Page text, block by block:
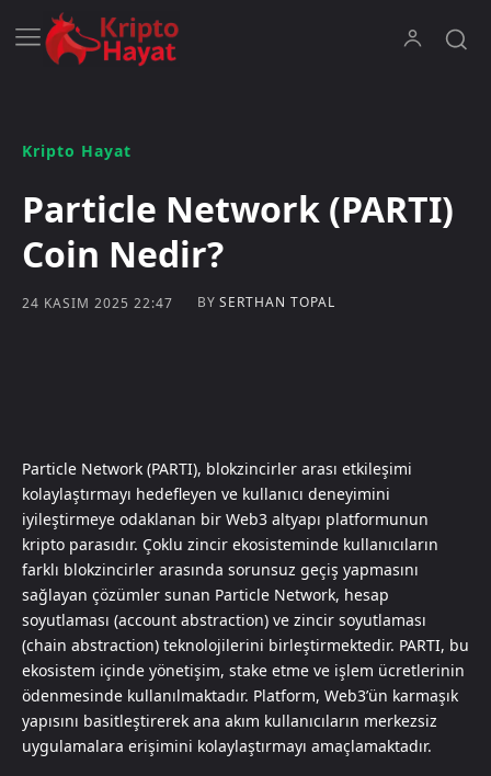
Kripto Hayat
Particle Network (PARTI)
Coin Nedir?
24 KASIM 2025 22:47 BY SERTHAN TOPAL
Particle Network (PARTI), blokzincirler arası etkileşimi
kolaylaştırmayı hedefleyen ve kullanıcı deneyimini
iyileştirmeye odaklanan bir Web3 altyapı platformunun
kripto parasıdır. Çoklu zincir ekosisteminde kullanıcıların
farklı blokzincirler arasında sorunsuz geçiş yapmasını
sağlayan çözümler sunan Particle Network, hesap
soyutlaması (account abstraction) ve zincir soyutlaması
(chain abstraction) teknolojilerini birleştirmektedir. PARTI, bu
ekosistem içinde yönetişim, stake etme ve işlem ücretlerinin
ödenmesinde kullanılmaktadır. Platform, Web3’ün karmaşık
yapısını basitleştirerek ana akım kullanıcıların merkezsiz
uygulamalara erişimini kolaylaştırmayı amaçlamaktadır.